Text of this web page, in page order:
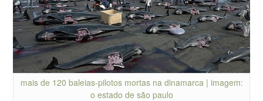
mais de 120 baleias-pilotos mortas na dinamarca | imagem:
o estado de são paulo